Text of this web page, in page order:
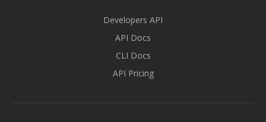
Developers API
API Docs
CLI Docs
API Pricing